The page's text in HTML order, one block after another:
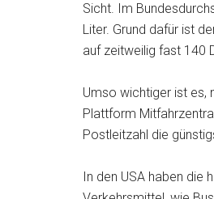
Sicht. Im
Liter. Grund dafür ist
auf zeitweilig fast 140
Umso wichtiger ist es,
Plattform
Postleitzahl die
In den USA haben die